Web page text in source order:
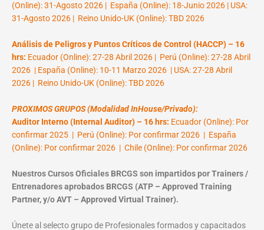
(Online): 31-Agosto 2026 | España (Online): 18-Junio 2026 | USA:
31-Agosto 2026 | Reino Unido-UK (Online): TBD 2026
Análisis de Peligros y Puntos Críticos de Control (HACCP) – 16
hrs: Ecuador (Online): 27-28 Abril 2026 | Perú (Online): 27-28 Abril
2026 | España (Online): 10-11 Marzo 2026 | USA: 27-28 Abril
2026 | Reino Unido-UK (Online): TBD 2026
PROXIMOS GRUPOS (Modalidad InHouse/Privado):
Auditor Interno (Internal Auditor) – 16 hrs: Ecuador (Online): Por
confirmar 2025 | Perú (Online): Por confirmar 2026 | España
(Online): Por confirmar 2026 | Chile (Online): Por confirmar 2026
Nuestros Cursos Oficiales BRCGS son impartidos por Trainers /
Entrenadores aprobados BRCGS (ATP – Approved Training
Partner, y/o AVT – Approved Virtual Trainer).
Únete al selecto grupo de Profesionales formados y capacitados